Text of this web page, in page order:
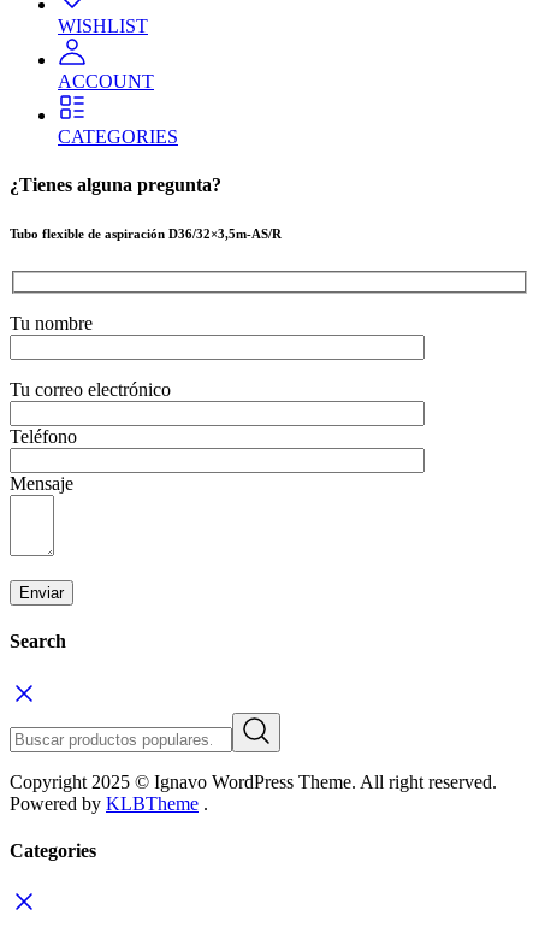
WISHLIST
ACCOUNT
CATEGORIES
¿Tienes alguna pregunta?
Tubo flexible de aspiración D36/32×3,5m-AS/R
Tu nombre
Tu correo electrónico
Teléfono
Mensaje
Search
Copyright 2025 © Ignavo WordPress Theme. All right reserved.
Powered by KLBTheme .
Categories